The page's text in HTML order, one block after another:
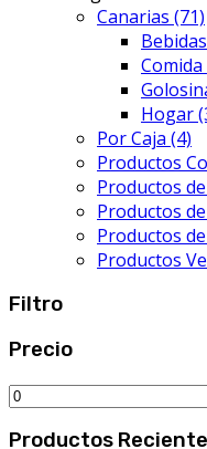
Canarias (71)
Bebidas
Comida
Hogar
Por Caja (4)
Productos
Productos
Productos
Productos
Productos
Filtro
Precio
Precio
Productos